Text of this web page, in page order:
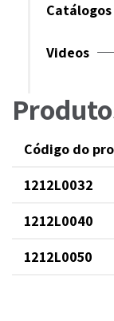
Catálogos
Videos
Código do
1212L0032
1212L0040
1212L0050